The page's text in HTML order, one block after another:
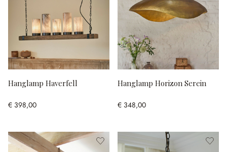
Hanglamp Haverfell
€ 398,00
Hanglamp Horizon Serein
€ 348,00